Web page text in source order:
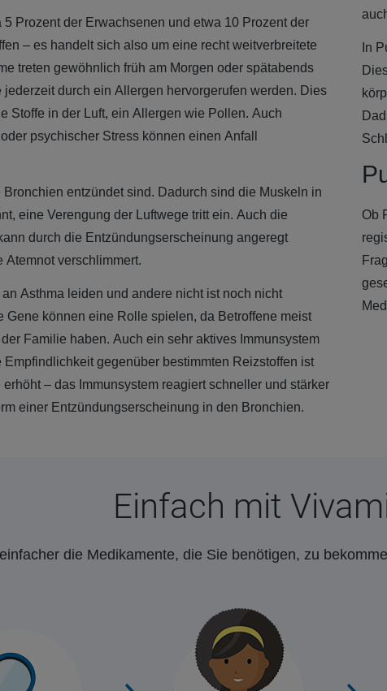
5 Prozent der Erwachsenen und etwa 10 Prozent der
– es handelt sich also um eine recht weitverbreitete
treten gewöhnlich früh am Morgen oder spätabends
durch ein Allergen hervorgerufen werden. Dies
Stoffe in der Luft, ein Allergen wie Pollen. Auch
psychischer Stress können einen Anfall
entzündet sind. Dadurch sind die Muskeln in
eine Verengung der Luftwege tritt ein. Auch die
durch die Entzündungserscheinung angeregt
verschlimmert.
Asthma leiden und andere nicht ist noch nicht
Gene können eine Rolle spielen, da Betroffene meist
Familie haben. Auch ein sehr aktives Immunsystem
gegenüber bestimmten Reizstoffen ist
– das Immunsystem reagiert schneller und stärker
einer Entzündungserscheinung in den Bronchien.
In
Ob
Einfach mit
die Medikamente, die Sie benötigen, zu